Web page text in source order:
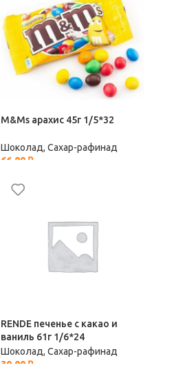
M&Ms арахис 45г 1/5*32
Шоколад, Сахар-рафинад
66,00 ₽
RENDE печенье с какао и
ваниль 61г 1/6*24
Шоколад, Сахар-рафинад
30,00 ₽